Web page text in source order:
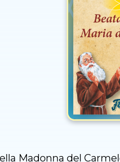
Madonna del